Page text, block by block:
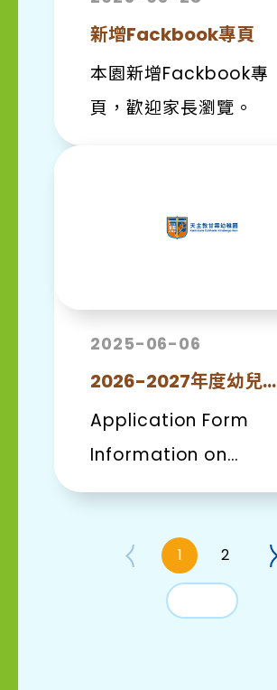
購買的食材。看著清
單，大家都在認真思考
要買些什麼呢！ 認識
錢」的觀念。 付款體
朋友學習排隊、付款，
體驗完整的購物流程，
每個人都做得有板有
眼！ 創意廚房： 回到
學校後，大家用親自挑
買回來的材料變成甜甜
的蛋糕，小朋友們都吃
得特別開心，成就感滿
新增Fackbook專頁
本園新增Fackbook專
2025-06-06
2026-2027年度幼兒班申請須知和報名表
Application Form
Information on
Admission
1 2